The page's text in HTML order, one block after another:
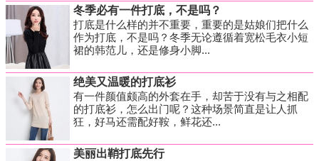
冬季必有一件打底，不是吗？
打底是什么样的并不重要，重要的是姑娘们把什么
作为打底，不是吗？冬季无论遵循着宽松毛衣小短
裙的韩范儿，还是修身小脚...
绝美又温暖的打底衫
有一件颜值颇高的外套在手，却苦于没有与之相配
的打底衫，怎么出门呢？这种场景简直是让人抓
狂，好马还需配好鞍，鲜花还...
美丽出鞘打底先行